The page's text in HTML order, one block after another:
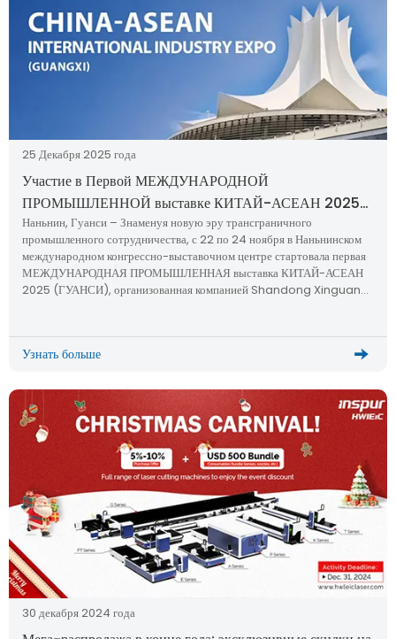
25 Декабря 2025 года
Участие в Первой МЕЖДУНАРОДНОЙ
ПРОМЫШЛЕННОЙ выставке КИТАЙ-АСЕАН 2025
(ГУАНСИ)
Наньнин, Гуанси – Знаменуя новую эру трансграничного
промышленного сотрудничества, с 22 по 24 ноября в Наньнинском
международном конгрессно-выставочном центре стартовала первая
МЕЖДУНАРОДНАЯ ПРОМЫШЛЕННАЯ выставка КИТАЙ-АСЕАН
2025 (ГУАНСИ), организованная компанией Shandong Xinguang
Узнать больше
30 декабря 2024 года